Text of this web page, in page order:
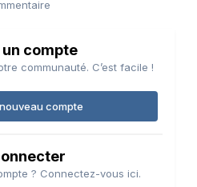
compte
communauté. C’est facile !
compte
? Connectez-vous ici.